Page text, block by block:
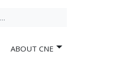
ABOUT CNE